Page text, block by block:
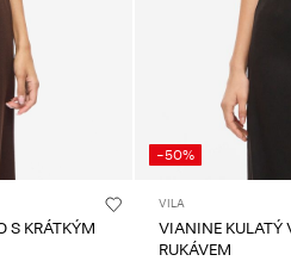
S KRÁTKÝM
-50%
VILA
VIANINE KULATÝ
RUKÁVEM